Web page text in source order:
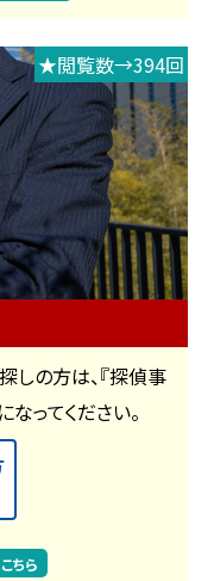
★閲覧数→394回
しの方は、『探偵事
ってください。
ちら